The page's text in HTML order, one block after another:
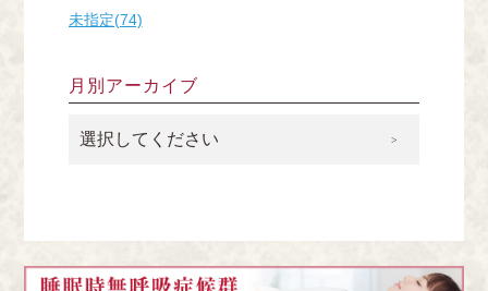
未指定(74)
月別アーカイブ